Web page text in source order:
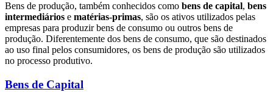
Bens de produção, também conhecidos como bens de capital, bens
intermediários e matérias-primas, são os ativos utilizados pelas
empresas para produzir bens de consumo ou outros bens de
produção. Diferentemente dos bens de consumo, que são destinados
ao uso final pelos consumidores, os bens de produção são utilizados
no processo produtivo.
Bens de Capital